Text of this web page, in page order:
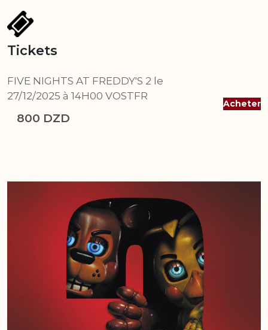
Tickets
FIVE NIGHTS AT FREDDY'S 2 le
27/12/2025 à 14H00 VOSTFR
800 DZD
Acheter